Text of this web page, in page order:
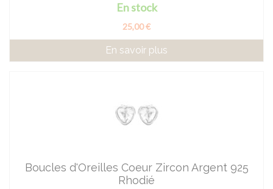
En stock
25,00 €
En savoir plus
Boucles d'Oreilles Coeur Zircon Argent 925
Rhodié